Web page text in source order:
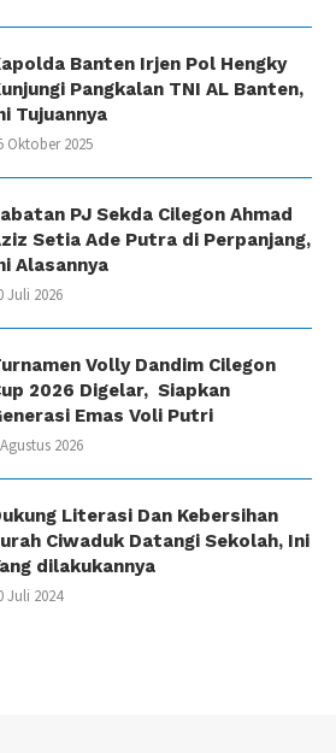
Banten Irjen Pol Hengky
Pangkalan TNI AL Banten,
Tujuannya
Oktober 2025
PJ Sekda Cilegon Ahmad
Setia Ade Putra di Perpanjang,
Alasannya
Juli 2026
Volly Dandim Cilegon
2026 Digelar, Siapkan
Emas Voli Putri
2026
Literasi Dan Kebersihan
Ciwaduk Datangi Sekolah, Ini
dilakukannya
Juli 2024